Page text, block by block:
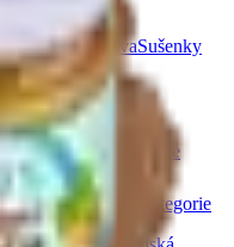
křupkyChalvaSušenky
Další kategorie
oleje
Další kategorie